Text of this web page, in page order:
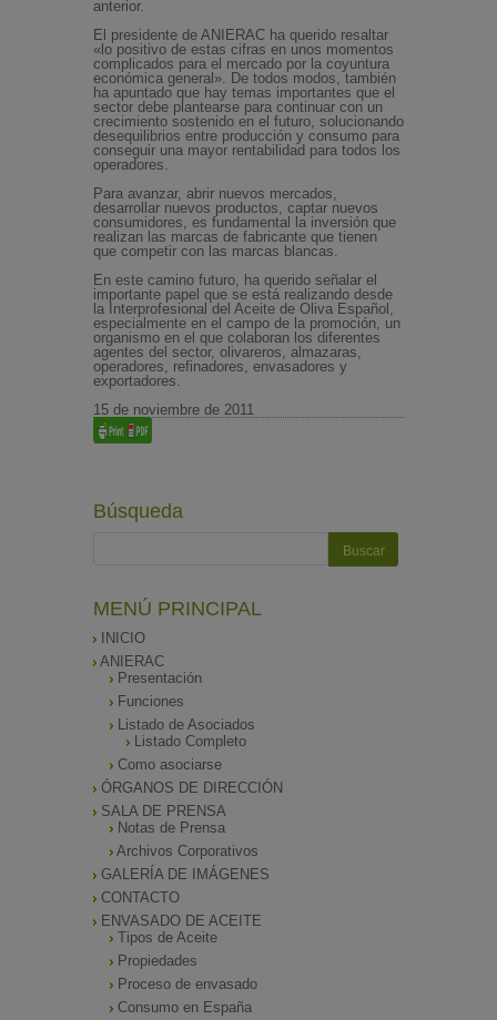
anterior.
El presidente de ANIERAC ha querido resaltar
«lo positivo de estas cifras en unos momentos
complicados para el mercado por la coyuntura
económica general». De todos modos, también
ha apuntado que hay temas importantes que el
sector debe plantearse para continuar con un
crecimiento sostenido en el futuro, solucionando
desequilibrios entre producción y consumo para
conseguir una mayor rentabilidad para todos los
operadores.
Para avanzar, abrir nuevos mercados,
desarrollar nuevos productos, captar nuevos
consumidores, es fundamental la inversión que
realizan las marcas de fabricante que tienen
que competir con las marcas blancas.
En este camino futuro, ha querido señalar el
importante papel que se está realizando desde
la Interprofesional del Aceite de Oliva Español,
especialmente en el campo de la promoción, un
organismo en el que colaboran los diferentes
agentes del sector, olivareros, almazaras,
operadores, refinadores, envasadores y
exportadores.
15 de noviembre de 2011
Búsqueda
MENÚ PRINCIPAL
INICIO
ANIERAC
Presentación
Funciones
Listado de Asociados
Listado Completo
Como asociarse
ÓRGANOS DE DIRECCIÓN
SALA DE PRENSA
Notas de Prensa
Archivos Corporativos
GALERÍA DE IMÁGENES
CONTACTO
ENVASADO DE ACEITE
Tipos de Aceite
Propiedades
Proceso de envasado
Consumo en España